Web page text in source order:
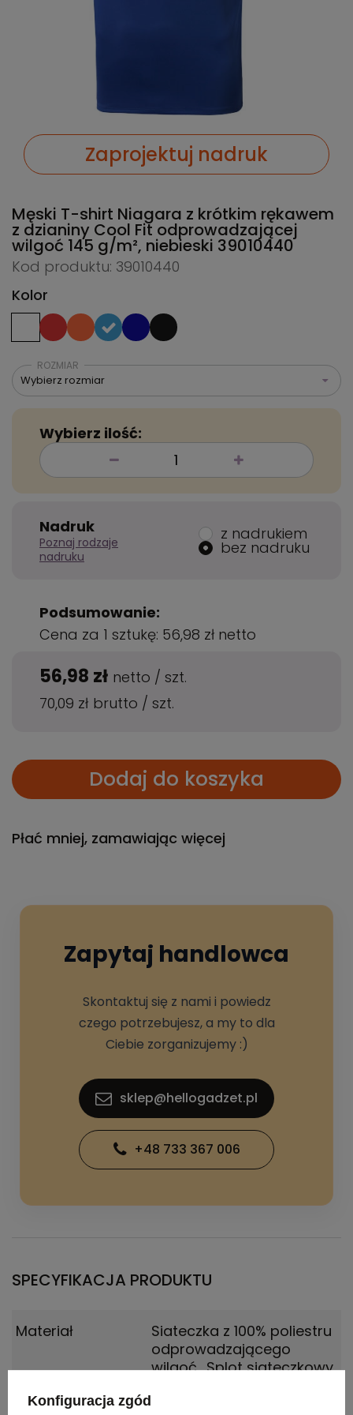
Zaprojektuj nadruk
Męski T-shirt Niagara z krótkim rękawem
z dzianiny Cool Fit odprowadzającej
wilgoć 145 g/m², niebieski 39010440
Kod produktu: 39010440
Kolor
ROZMIAR
Wybierz rozmiar
Wybierz ilość:
Nadruk
Poznaj rodzaje
nadruku
z nadrukiem
bez nadruku
Podsumowanie:
Cena za 1 sztukę: 56,98 zł netto
56,98 zł netto / szt.
70,09 zł brutto / szt.
Dodaj do koszyka
Płać mniej, zamawiając więcej
Zapytaj handlowca
Skontaktuj się z nami i powiedz
czego potrzebujesz, a my to dla
Ciebie zorganizujemy :)
sklep@hellogadzet.pl
+48 733 367 006
SPECYFIKACJA PRODUKTU
Materiał
Siateczka z 100% poliestru
odprowadzającego
wilgoć.,Splot siateczkowy
Konfiguracja zgód